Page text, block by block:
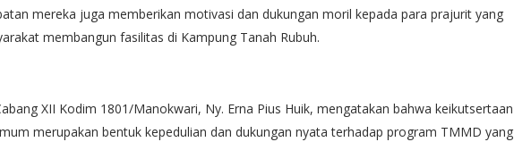
mereka juga memberikan motivasi dan dukungan moril kepada para prajurit yang
membangun fasilitas di Kampung Tanah Rubuh.
XII Kodim 1801/Manokwari, Ny. Erna Pius Huik, mengatakan bahwa keikutsertaan
merupakan bentuk kepedulian dan dukungan nyata terhadap program TMMD yang